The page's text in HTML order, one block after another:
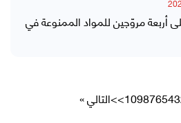
أربعة مروّجين للمواد الممنوعة في
3
4
5
6
7
8
9
10
>>التالي »